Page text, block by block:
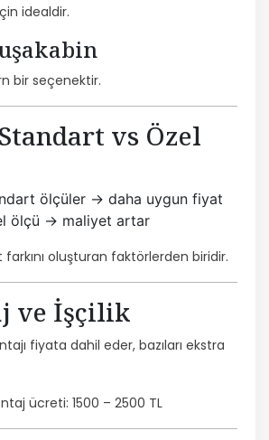
idealdir.
bir seçenektir.
vs Özel
ölçüler → daha uygun fiyat
ölçü → maliyet artar
oluşturan faktörlerden biridir.
ve İşçilik
fiyata dahil eder, bazıları ekstra
ücreti: 1500 – 2500 TL